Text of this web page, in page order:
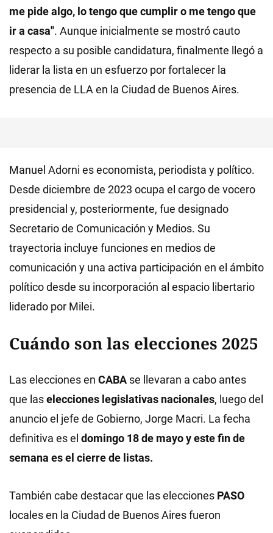
me pide algo, lo tengo que cumplir o me tengo que
ir a casa". Aunque inicialmente se mostró cauto
respecto a su posible candidatura, finalmente llegó a
liderar la lista en un esfuerzo por fortalecer la
presencia de LLA en la Ciudad de Buenos Aires.
Manuel Adorni es economista, periodista y político.
Desde diciembre de 2023 ocupa el cargo de vocero
presidencial y, posteriormente, fue designado
Secretario de Comunicación y Medios. Su
trayectoria incluye funciones en medios de
comunicación y una activa participación en el ámbito
político desde su incorporación al espacio libertario
liderado por Milei.
Cuándo son las elecciones 2025
Las elecciones en CABA se llevaran a cabo antes
que laselecciones legislativas nacionales, luego del
anuncio el jefe de Gobierno, Jorge Macri. La fecha
definitiva es el domingo 18 de mayo y este fin de
semana es el cierre de listas.
También cabe destacar que las elecciones PASO
locales en la Ciudad de Buenos Aires fueron